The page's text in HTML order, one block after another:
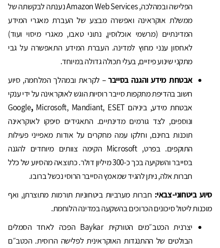
הפלישה ובמהלכה, Amazon Web Services נענתה לבקשתה של
ממשלת אוקראינה ואפשרה מבצע של העברת מאגרי המידע
המדינתיים (מרשמי אוכלוסין, נתוני טאבו, מאגרי מיסוי ועוד)
לאחסון ענני מחוץ למדינה. העברת המידע התאפשרה על גבי
מתקני שינוע פיזיים, בעלי תכולה גדולה במיוחד.
אבטחת מידע והגנה בסייבר– לקראת ובמהלך המלחמה, סיוע
חשוב בהדיפת מתקפות סייבר רוסיות הוגש לאוקראינה על ידי ענקי
אבטחת מידע, ביניהם Google
, Microsoft, Mandiant, ESET
ונוספים, לצד גורמים מדינתיים. התאגידים סיפקו לאוקראינה
תוכנות בחינם, וחלקו עמה מחקרים על אודות מאפייני פעילות
התוקפים. בפרט, Microsoft הקימה צוותים מיוחדים להגנה
בסייבר והשקיעה בכך כ-300 מיליון דולר. כתוצאה מהסיוע של כלל
חברות אלה, ניתן להגיד שמאמץ הסייבר הרוסי נכשל ברובו.
סיוע ביטחוני-צבאי: חברות מערביות ביטחוניות תורמות מתוצרתן, ואף
מוכנות ליטול סיכונים הכרוכים בהשקעה במדינה הלוחמת.
יצרנית הכטב״מים הטורקית Baykar הפכה לאחד הסמלים
הבולטים של ההתנגדות האוקראינית לפלישה הרוסית. הכטב״ם